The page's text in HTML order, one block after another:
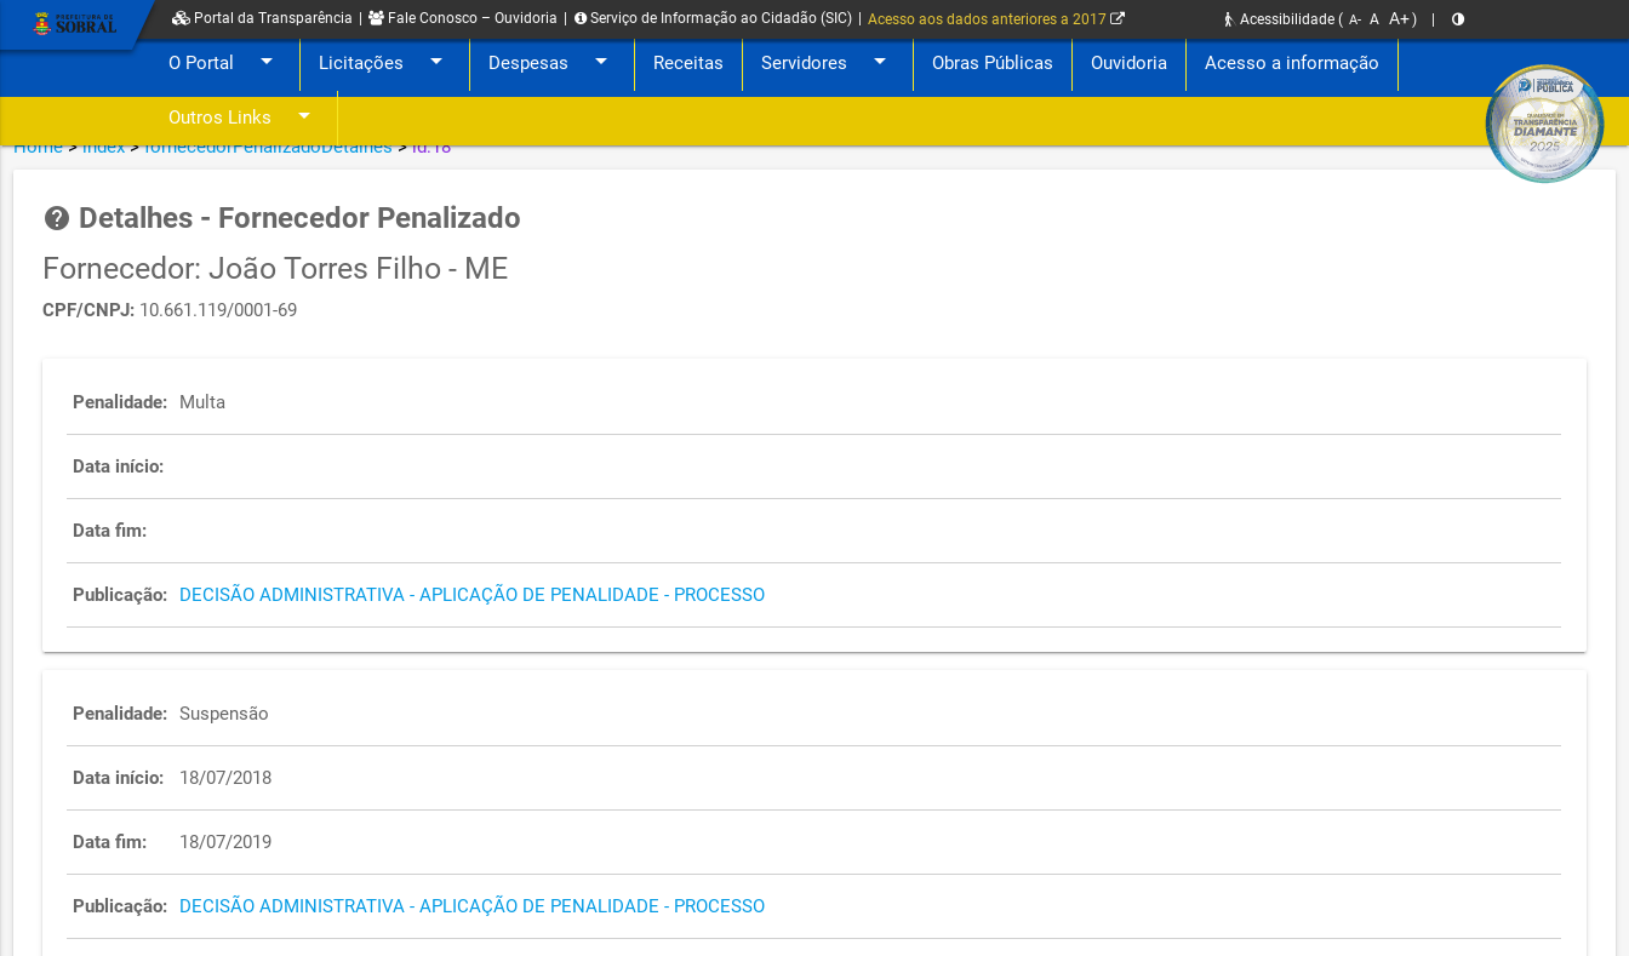
Portal da Transparência Fale Conosco – Ouvidoria Serviço de Informação ao Cidadão (SIC) Acesso aos dados anteriores a 2017 Acessibilidade ( A- A A+)
O Portal arrow_drop_down Licitações arrow_drop_down Despesas arrow_drop_down Receitas Servidores arrow_drop_down Obras Públicas Ouvidoria Acesso a informação
Outros Links arrow_drop_down
Home>index>fornecedorPenalizadoDetalhes>id:18
help Detalhes - Fornecedor Penalizado
Fornecedor: João Torres Filho - ME
CPF/CNPJ: 10.661.119/0001-69
Penalidade: Multa
Data início:
Data fim:
Publicação: DECISÃO ADMINISTRATIVA - APLICAÇÃO DE PENALIDADE - PROCESSO
Penalidade: Suspensão
Data início: 18/07/2018
Data fim: 18/07/2019
Publicação: DECISÃO ADMINISTRATIVA - APLICAÇÃO DE PENALIDADE - PROCESSO